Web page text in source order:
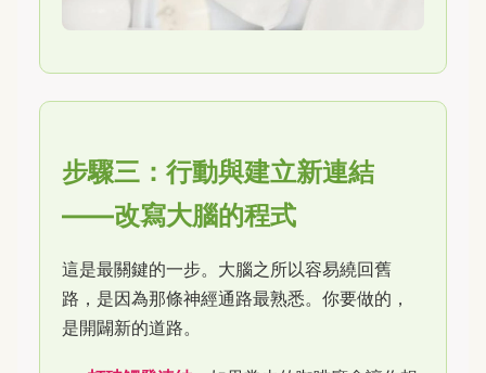
步驟三：行動與建立新連結
——改寫大腦的程式
這是最關鍵的一步。大腦之所以容易繞回舊
路，是因為那條神經通路最熟悉。你要做的，
是開闢新的道路。